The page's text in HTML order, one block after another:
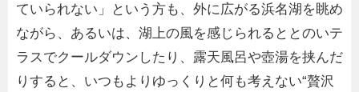
ていられない」という方も、外に広がる浜名湖を眺め
ながら、あるいは、湖上の風を感じられるととのいテ
ラスでクールダウンしたり、露天風呂や壺湯を挟んだ
りすると、いつもよりゆっくりと何も考えない“贅沢